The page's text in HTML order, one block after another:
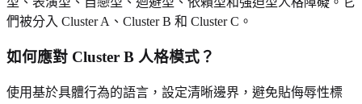
們被分入 Cluster A、Cluster B 和 Cluster C。
如何應對 Cluster B 人格模式？
使用基於具體行為的語言，設定清晰邊界，避免貼侮辱性標